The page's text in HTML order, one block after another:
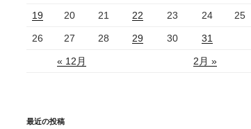
« 12月 2月 »
19 20 21 22 23 24 25
26 27 28 29 30 31
最近の投稿